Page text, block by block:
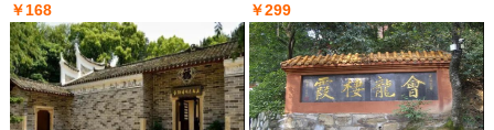
￥168
￥299